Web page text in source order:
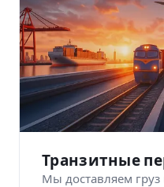
Транзитные
Мы доставляем